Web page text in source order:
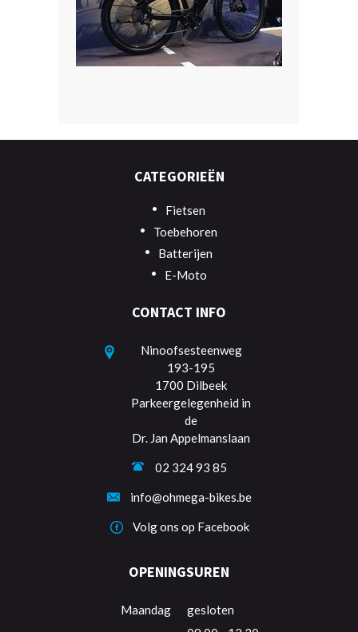
CATEGORIEËN
Fietsen
Toebehoren
Batterijen
E-Moto
CONTACT INFO
Ninoofsesteenweg
193-195
1700 Dilbeek
Parkeergelegenheid in
de
Dr. Jan Appelmanslaan
02 324 93 85
info@ohmega-bikes.be
Volg ons op Facebook
OPENINGSUREN
Maandag
gesloten